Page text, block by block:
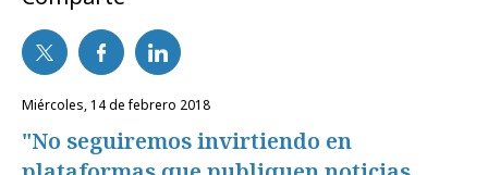
miércoles, 14 de febrero 2018
"No seguiremos invirtiendo en